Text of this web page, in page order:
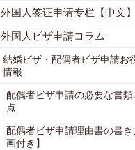
外国人签证申请专栏【中文】
外国人ビザ申請コラム
結婚ビザ・配偶者ビザ申請お
情報
配偶者ビザ申請の必要な書
点
配偶者ビザ申請理由書の書き
画付き】